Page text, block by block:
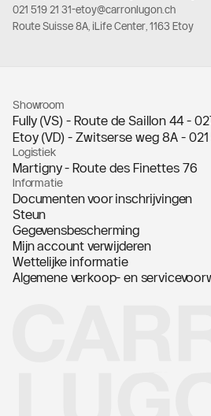
021 519 21 31-etoy@carronlugon.ch
Route Suisse 8A, iLife Center, 1163 Etoy
Showroom
Fully (VS) - Route de Saillon 44 -
Etoy (VD) - Zwitserse weg 8A - 021
Logistiek
Martigny - Route des Finettes 76
Informatie
Documenten voor inschrijvingen
Steun
Gegevensbescherming
Mijn account verwijderen
Wettelijke informatie
Algemene verkoop- en